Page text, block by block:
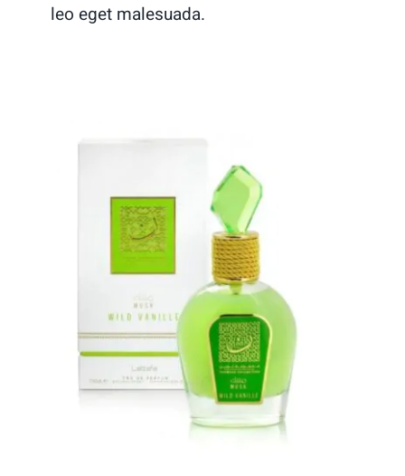
leo eget malesuada.
Perfumes Lattafa : Explora la
Exclusividad